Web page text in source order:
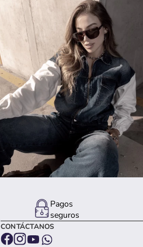
Pagos
seguros
CONTÁCTANOS